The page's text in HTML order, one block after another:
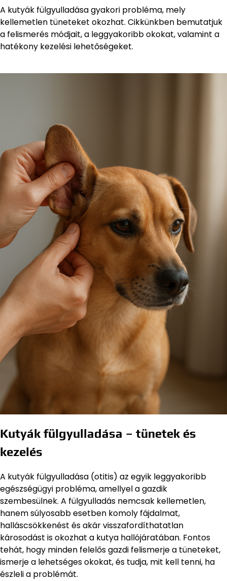
A kutyák fülgyulladása gyakori probléma, mely
kellemetlen tüneteket okozhat. Cikkünkben bemutatjuk
a felismerés módjait, a leggyakoribb okokat, valamint a
hatékony kezelési lehetőségeket.
Kutyák fülgyulladása – tünetek és
kezelés
A kutyák fülgyulladása (otitis) az egyik leggyakoribb
egészségügyi probléma, amellyel a gazdik
szembesülnek. A fülgyulladás nemcsak kellemetlen,
hanem súlyosabb esetben komoly fájdalmat,
halláscsökkenést és akár visszafordíthatatlan
károsodást is okozhat a kutya hallójáratában. Fontos
tehát, hogy minden felelős gazdi felismerje a tüneteket,
ismerje a lehetséges okokat, és tudja, mit kell tenni, ha
észleli a problémát.